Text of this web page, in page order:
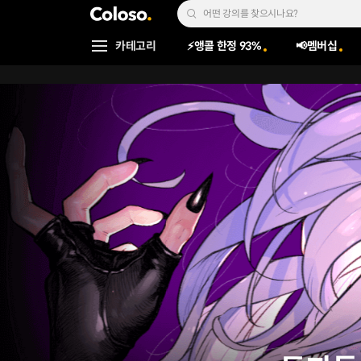
콜로소
Search Input
Coloso Menu
카테고리 ⚡앵콜 한정 93% 📢멤버십